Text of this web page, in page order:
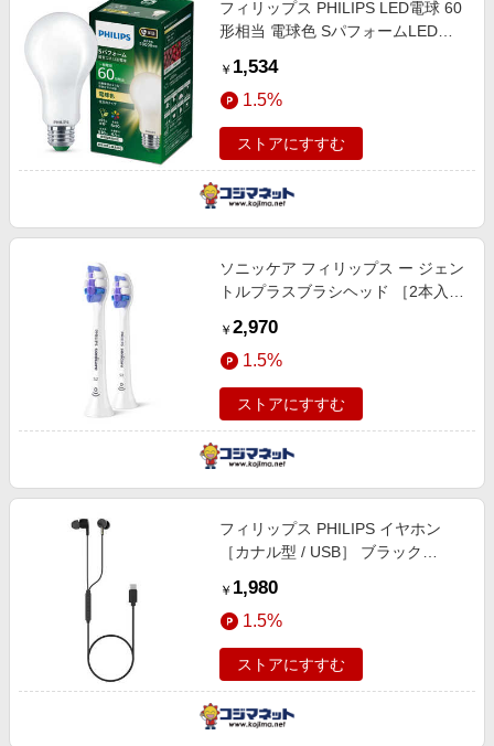
フィリップス PHILIPS LED電球 60
形相当 電球色 SパフォームLED電
球色 /1個 /全方向タイプ］
SPF060Y
￥ 1,534
1.5%
ストアにすすむ
ソニッケア フィリップス ー ジェン
トルプラスブラシヘッド ［2本入］
￥ 2,970
1.5%
ストアにすすむ
フィリップス PHILIPS イヤホン
［カナル型 / USB］ ブラック
￥ 1,980
1.5%
ストアにすすむ